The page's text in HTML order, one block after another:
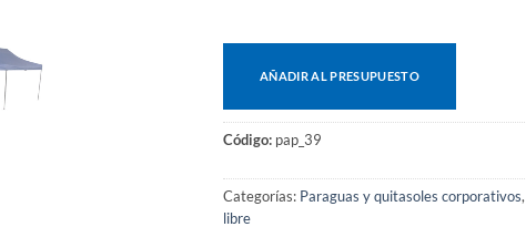
AÑADIR AL PRESUPUESTO
Código: pap_39
Categorías: Paraguas y quitasoles corporativos,
libre